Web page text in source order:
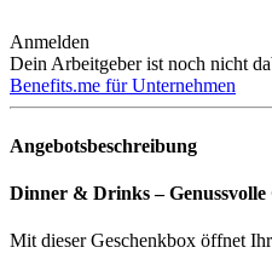
Anmelden
Dein Arbeitgeber ist noch nicht
Benefits.me für Unternehmen
Angebotsbeschreibung
Dinner & Drinks – Genussvolle
Mit dieser Geschenkbox öffnet